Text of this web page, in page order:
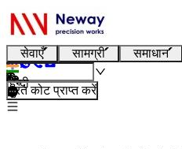
सेवाएँ सामग्री समाधान
हिन्दी
तुरंत कोट प्राप्त करें